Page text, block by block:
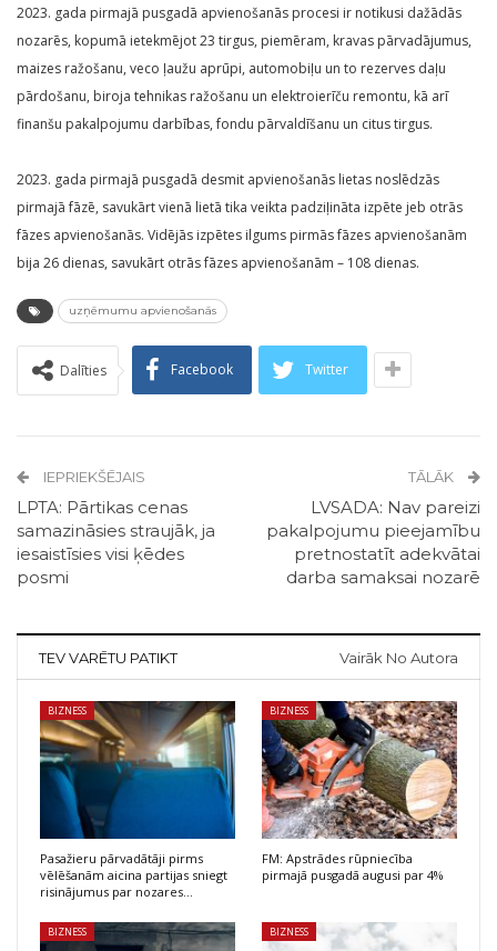
2023. gada pirmajā pusgadā apvienošanās procesi ir notikusi dažādās
nozarēs, kopumā ietekmējot 23 tirgus, piemēram, kravas pārvadājumus,
maizes ražošanu, veco ļaužu aprūpi, automobiļu un to rezerves daļu
pārdošanu, biroja tehnikas ražošanu un elektroierīču remontu, kā arī
finanšu pakalpojumu darbības, fondu pārvaldīšanu un citus tirgus.
2023. gada pirmajā pusgadā desmit apvienošanās lietas noslēdzās
pirmajā fāzē, savukārt vienā lietā tika veikta padziļināta izpēte jeb otrās
fāzes apvienošanās. Vidējās izpētes ilgums pirmās fāzes apvienošanām
bija 26 dienas, savukārt otrās fāzes apvienošanām – 108 dienas.
uzņēmumu apvienošanās
Dalīties Facebook Twitter
IEPRIEKŠĒJAIS
LPTA: Pārtikas cenas
samazināsies straujāk, ja
iesaistīsies visi ķēdes
posmi
TĀLĀK
LVSADA: Nav pareizi
pakalpojumu pieejamību
pretnostatīt adekvātai
darba samaksai nozarē
TEV VARĒTU PATIKT Vairāk No Autora
BIZNESS
Pasažieru pārvadātāji pirms
vēlēšanām aicina partijas sniegt
risinājumus par nozares…
BIZNESS
FM: Apstrādes rūpniecība
pirmajā pusgadā augusi par 4%
BIZNESS BIZNESS